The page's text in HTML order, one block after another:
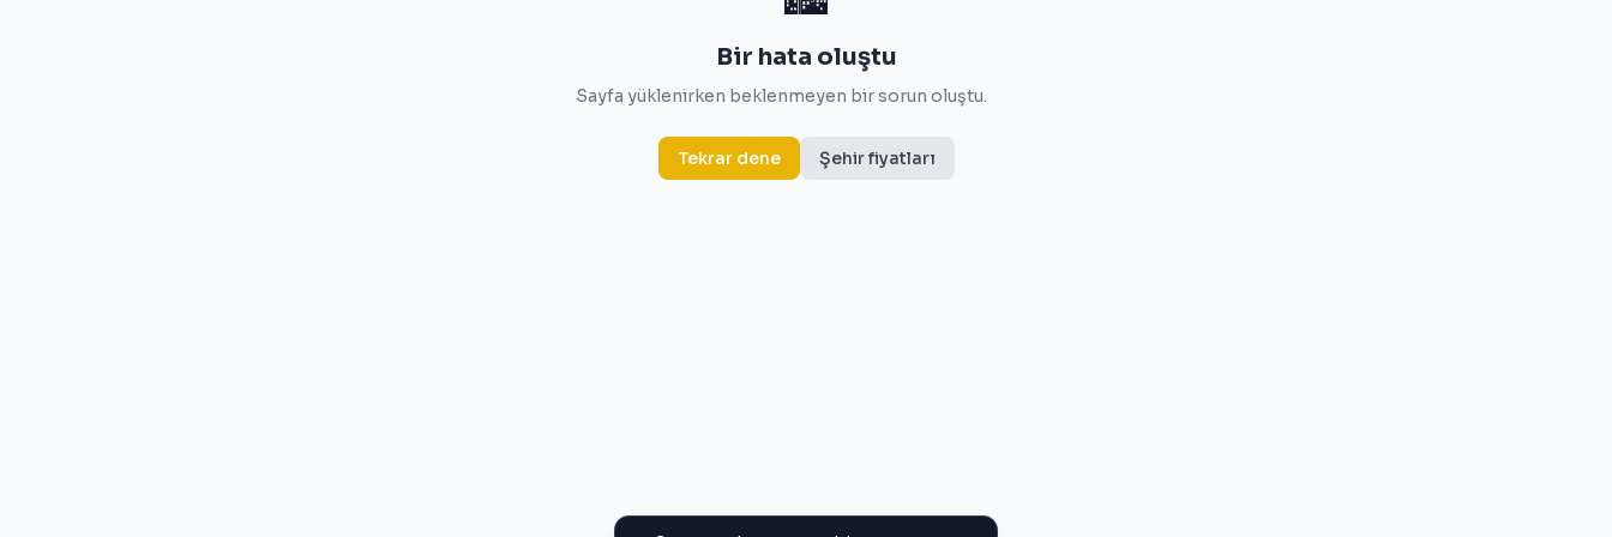
Bir hata oluştu
Sayfa yüklenirken beklenmeyen bir sorun oluştu.
Tekrar dene Şehir fiyatları